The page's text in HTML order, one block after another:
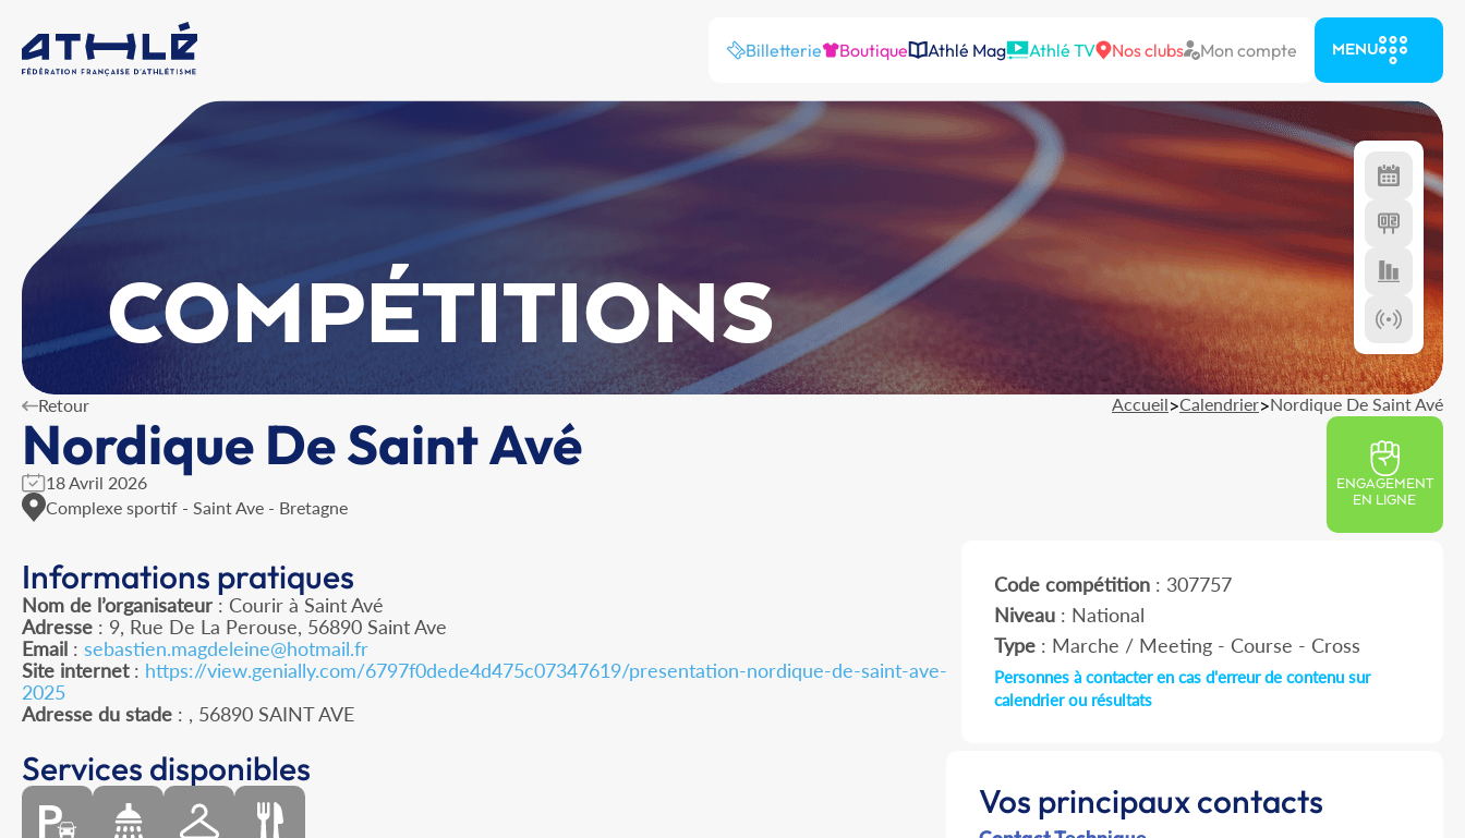
Billetterie Boutique Athlé Mag Athlé TV Nos clubs Mon compte MENU
COMPÉTITIONS
Retour Accueil>Calendrier>Nordique De Saint Avé
Nordique De Saint Avé
18 Avril 2026
Complexe sportif - Saint Ave - Bretagne
ENGAGEMENT
EN LIGNE
Informations pratiques
Nom de l’organisateur : Courir à Saint Avé
Adresse : 9, Rue De La Perouse, 56890 Saint Ave
Email : sebastien.magdeleine@hotmail.fr
Site internet: https://view.genially.com/6797f0dede4d475c07347619/presentation-nordique-de-saint-ave-
2025
Adresse du stade : , 56890 SAINT AVE
Code compétition: 307757
Niveau: National
Type: Marche / Meeting - Course - Cross
Personnes à contacter en cas d'erreur de contenu sur
calendrier ou résultats
Services disponibles
Vos principaux contacts